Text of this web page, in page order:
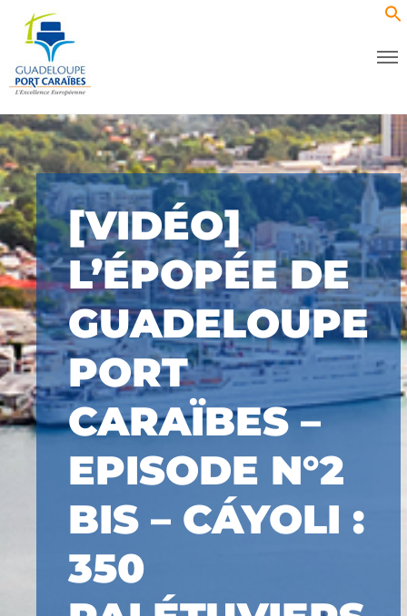
[VIDÉO]
L’ÉPOPÉE DE
GUADELOUPE
PORT
CARAÏBES –
EPISODE N°2
BIS – CÁYOLI :
350